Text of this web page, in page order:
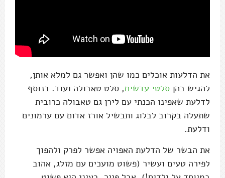
את הדלעות אוכלים כמו שהן ואפשר גם למלא אותן,
להגיש בהן סלטי עדשים, סלט טאבולה ועוד. בנוסף
לדלעת שאפינו הכנתי עם לירן גם טאבולה כרובית
שתעלה בקרוב לבלוג ותבשיל אורז אדום עם ערמונים
ודלעת.
את הבשר של הדלעת האפויה אפשר לפרק ולהפוך
לפירה טעים ועשיר (פשוט מועכים עם מזלג, אהוב